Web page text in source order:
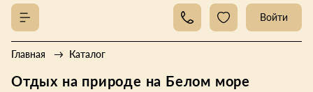
Войти
Главная Каталог
Отдых на природе на Белом море